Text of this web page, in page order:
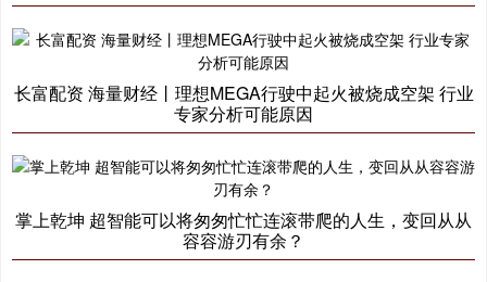
长富配资 海量财经丨理想MEGA行驶中起火被烧成空架 行业
专家分析可能原因
掌上乾坤 超智能可以将匆匆忙忙连滚带爬的人生，变回从从
容容游刃有余？